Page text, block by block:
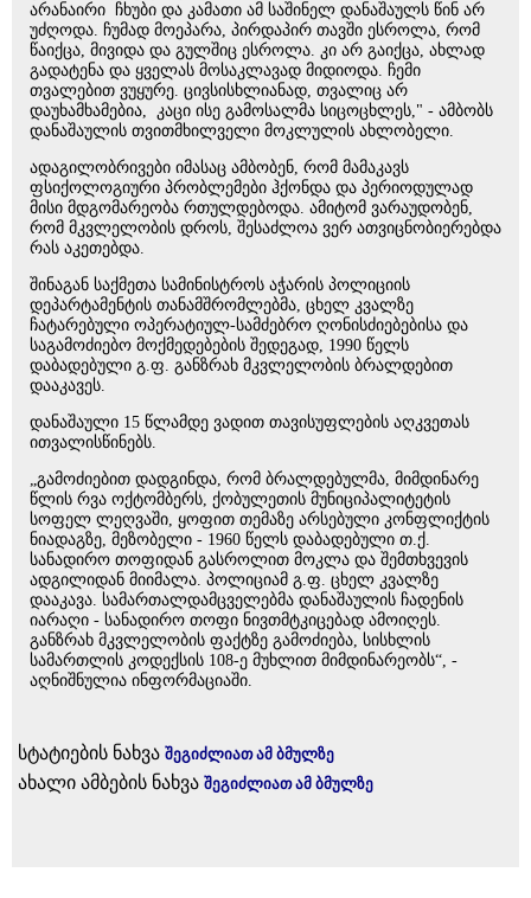
არანაირი ჩხუბი და კამათი ამ საშინელ დანაშაულს წინ არ
უძღოდა. ჩუმად მოეპარა, პირდაპირ თავში ესროლა, რომ
წაიქცა, მივიდა და გულშიც ესროლა. კი არ გაიქცა, ახლად
გადატენა და ყველას მოსაკლავად მიდიოდა. ჩემი
თვალებით ვუყურე. ცივსისხლიანად, თვალიც არ
დაუხამხამებია, კაცი ისე გამოსალმა სიცოცხლეს," - ამბობს
დანაშაულის თვითმხილველი მოკლულის ახლობელი.
ადაგილობრივები იმასაც ამბობენ, რომ მამაკავს
ფსიქოლოგიური პრობლემები ჰქონდა და პერიოდულად
მისი მდგომარეობა რთულდებოდა. ამიტომ ვარაუდობენ,
რომ მკვლელობის დროს, შესაძლოა ვერ ათვიცნობიერებდა
რას აკეთებდა.
შინაგან საქმეთა სამინისტროს აჭარის პოლიციის
დეპარტამენტის თანამშრომლებმა, ცხელ კვალზე
ჩატარებული ოპერატიულ-სამძებრო ღონისძიებებისა და
საგამოძიებო მოქმედებების შედეგად, 1990 წელს
დაბადებული გ.ფ. განზრახ მკვლელობის ბრალდებით
დააკავეს.
დანაშაული 15 წლამდე ვადით თავისუფლების აღკვეთას
ითვალისწინებს.
„გამოძიებით დადგინდა, რომ ბრალდებულმა, მიმდინარე
წლის რვა ოქტომბერს, ქობულეთის მუნიციპალიტეტის
სოფელ ლეღვაში, ყოფით თემაზე არსებული კონფლიქტის
ნიადაგზე, მეზობელი - 1960 წელს დაბადებული თ.ქ.
სანადირო თოფიდან გასროლით მოკლა და შემთხვევის
ადგილიდან მიიმალა. პოლიციამ გ.ფ. ცხელ კვალზე
დააკავა. სამართალდამცველებმა დანაშაულის ჩადენის
იარაღი - სანადირო თოფი ნივთმტკიცებად ამოიღეს.
განზრახ მკვლელობის ფაქტზე გამოძიება, სისხლის
სამართლის კოდექსის 108-ე მუხლით მიმდინარეობს“, -
აღნიშნულია ინფორმაციაში.
სტატიების ნახვა შეგიძლიათ ამ ბმულზე
ახალი ამბების ნახვა შეგიძლიათ ამ ბმულზე